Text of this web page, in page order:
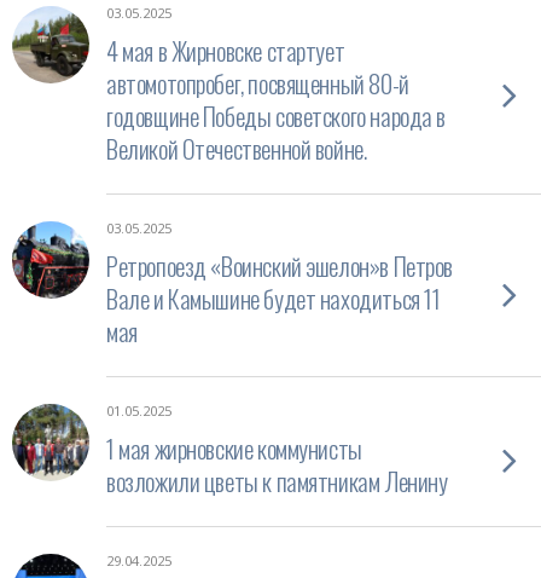
03.05.2025
4 мая в Жирновске стартует
автомотопробег, посвященный 80-й
годовщине Победы советского народа в
Великой Отечественной войне.
03.05.2025
Ретропоезд «Воинский эшелон»в Петров
Вале и Камышине будет находиться 11
мая
01.05.2025
1 мая жирновские коммунисты
возложили цветы к памятникам Ленину
29.04.2025